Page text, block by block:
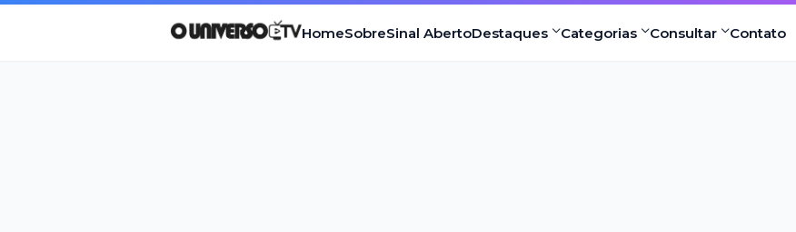
HomeSobreSinal AbertoDestaques Categorias Consultar Contato